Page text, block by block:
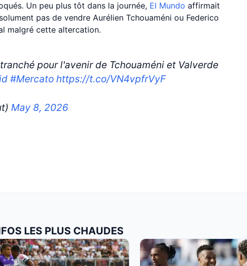
Un peu plus tôt dans la journée, El Mundo affirmait
pas de vendre Aurélien Tchouaméni ou Federico
malgré cette altercation.
pour l'avenir de Tchouaméni et Valverde
#Mercato https://t.co/VN4vpfrVyF
May 8, 2026
LES PLUS CHAUDES